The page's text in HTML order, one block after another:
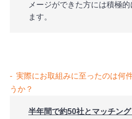
メージができた方には積極
ます。
‐ 実際にお取組みに至ったのは何
うか？
半年間で約50社とマッチン